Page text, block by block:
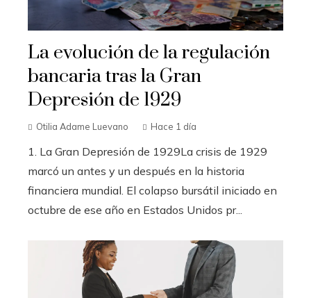
La evolución de la regulación
bancaria tras la Gran
Depresión de 1929
Otilia Adame Luevano Hace 1 día
1. La Gran Depresión de 1929La crisis de 1929
marcó un antes y un después en la historia
financiera mundial. El colapso bursátil iniciado en
octubre de ese año en Estados Unidos pr...